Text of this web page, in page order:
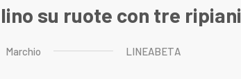
su ruote con tre ripiani
Marchio LINEABETA